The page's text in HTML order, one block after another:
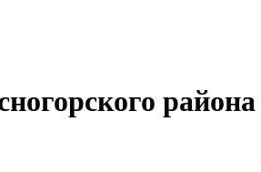
района